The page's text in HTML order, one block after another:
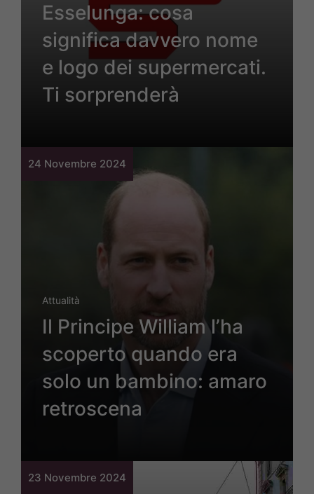
Esselunga: cosa
significa davvero nome
e logo dei supermercati.
Ti sorprenderà
24 Novembre 2024
Attualità
Il Principe William l’ha
scoperto quando era
solo un bambino: amaro
retroscena
23 Novembre 2024